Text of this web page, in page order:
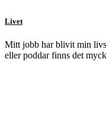
Livet
Mitt jobb har blivit min
eller poddar finns det